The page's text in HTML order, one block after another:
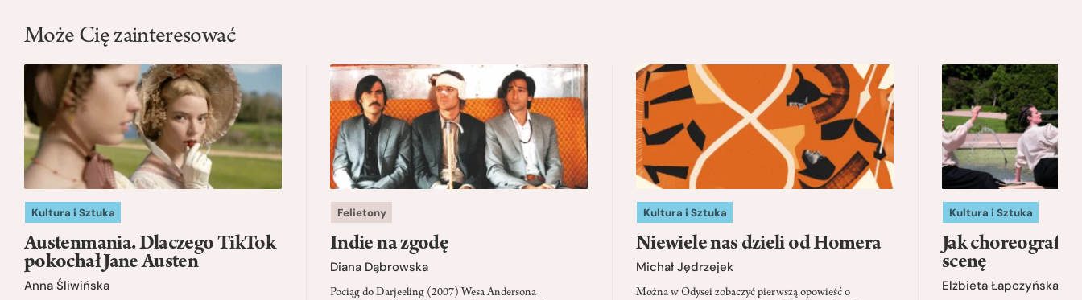
Może Cię zainteresować
Kultura i Sztuka
Austenmania. Dlaczego TikTok
pokochał Jane Austen
Anna Śliwińska
Felietony
Indie na zgodę
Diana Dąbrowska
Pociąg do Darjeeling (2007) Wesa Andersona
Kultura i Sztuka
Niewiele nas dzieli od Homera
Michał Jędrzejek
Można w Odysei zobaczyć pierwszą opowieść o
Kultura i Sztuka
Jak
scenę
Elżbieta Łapczyńska